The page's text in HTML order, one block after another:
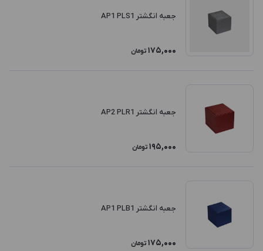
جعبه انگشتر AP1 PLS1
175,000 تومان
جعبه انگشتر AP2 PLR1
195,000 تومان
جعبه انگشتر AP1 PLB1
175,000 تومان